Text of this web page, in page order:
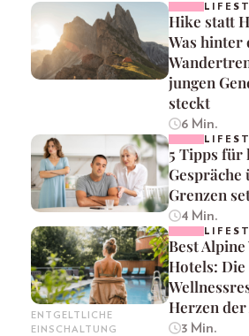
Hike statt
Was hinter
jungen
steckt
6 Min.
5 Tipps für
Gespräche
Grenzen
4 Min.
ENTGELTLICHE
EINSCHALTUNG
Best Alpine
Hotels: Die
Herzen der
3 Min.